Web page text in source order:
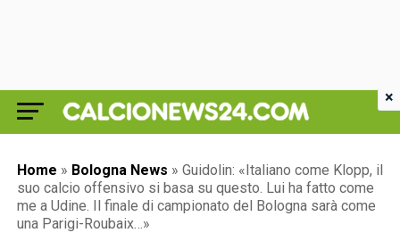
Home » Bologna News » Guidolin: «Italiano come Klopp, il
suo calcio offensivo si basa su questo. Lui ha fatto come
me a Udine. Il finale di campionato del Bologna sarà come
una Parigi-Roubaix…»
×